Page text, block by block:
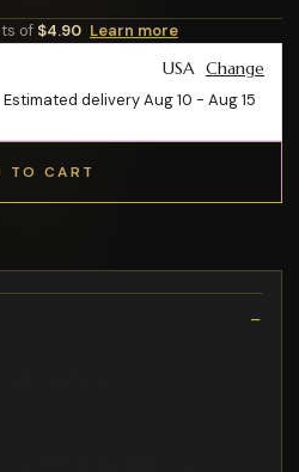
of $4.90 Learn more
USA Change
Estimated deliveryAug 10 - Aug 15
TO CART